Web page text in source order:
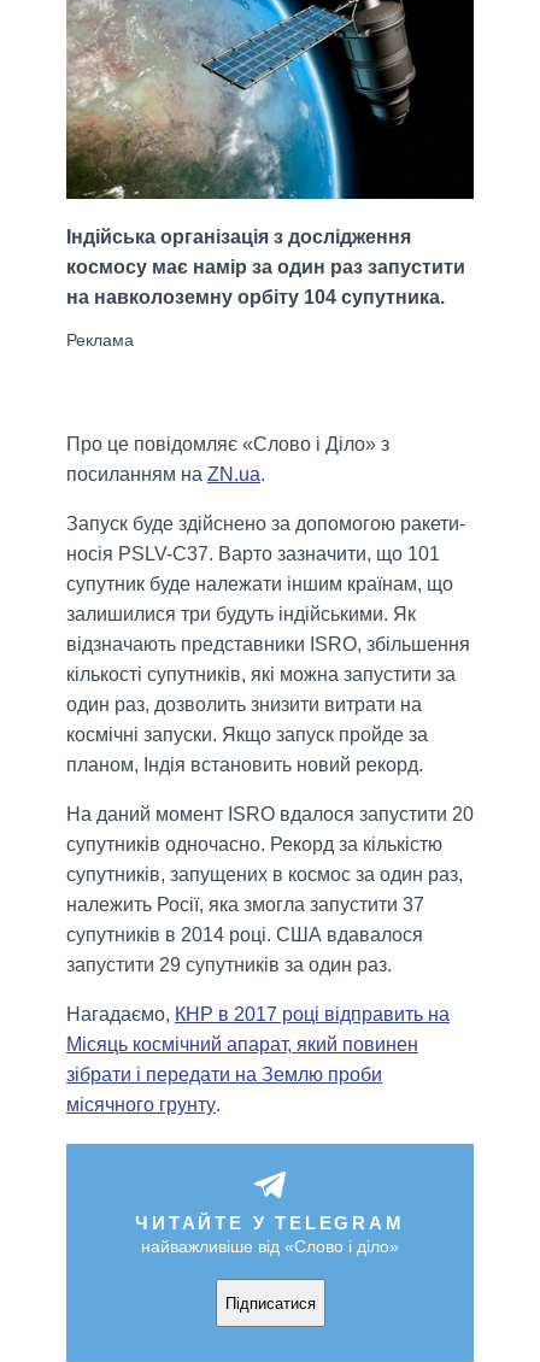
Індійська організація з дослідження
космосу має намір за один раз запустити
на навколоземну орбіту 104 супутника.
Про це повідомляє «Слово і Діло» з
посиланням на ZN.ua.
Запуск буде здійснено за допомогою ракети-
носія PSLV-C37. Варто зазначити, що 101
супутник буде належати іншим країнам, що
залишилися три будуть індійськими. Як
відзначають представники ISRO, збільшення
кількості супутників, які можна запустити за
один раз, дозволить знизити витрати на
космічні запуски. Якщо запуск пройде за
планом, Індія встановить новий рекорд.
На даний момент ISRO вдалося запустити 20
супутників одночасно. Рекорд за кількістю
супутників, запущених в космос за один раз,
належить Росії, яка змогла запустити 37
супутників в 2014 році. США вдавалося
запустити 29 супутників за один раз.
Нагадаємо, КНР в 2017 році відправить на
Місяць космічний апарат, який повинен
зібрати і передати на Землю проби
місячного грунту.
ЧИТАЙТЕ У TELEGRAM
найважливіше від «Слово і діло»
Підписатися